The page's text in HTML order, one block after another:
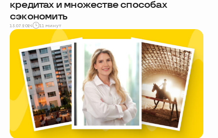
кредитах и множестве способах
сэкономить
15.07.2024 11 минут